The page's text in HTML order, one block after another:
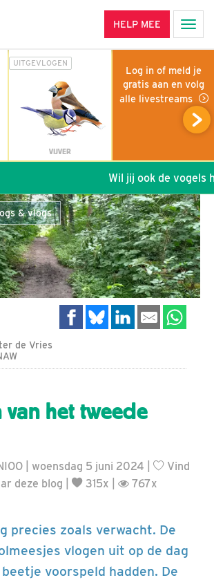
HELP MEE
UITGEVLOGEN
VIJVER
Log in of meld je
gratis aan en volg
alle livestreams
Wil jij ook de vogels
& vlogs
de Vries
van het tweede
| woensdag 5 juni 2024 |
Vind
deze blog 315x | 767x
precies zoals verwacht. De
vlogen uit op de dag
voorspeld hadden. De